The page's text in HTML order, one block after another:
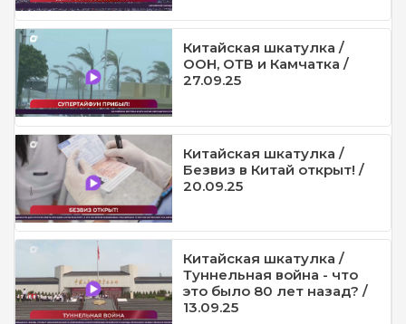
Китайская шкатулка /
ООН, ОТВ и Камчатка /
27.09.25
Китайская шкатулка /
Безвиз в Китай открыт! /
20.09.25
Китайская шкатулка /
Туннельная война - что
это было 80 лет назад? /
13.09.25